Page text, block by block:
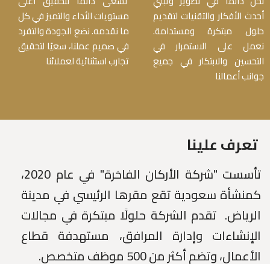
أحدث الأفكار والتقنيات لتقديم
حلول مبتكرة ومستدامة.
نعمل على الاستمرار في
التحسين والابتكار في جميع
جوانب أعمالنا
مستويات الأداء والتميز في كل
ما نقدمه. نضع الجودة والتفرد
في صميم عملنا، سعيًا لتحقيق
تجارب استثنائية لعملائنا
تعرف علينا
تأسست "شركة الأركان الفاخرة" في عام 2020،
كمنشأة سعودية تقع مقرها الرئيسي في مدينة
الرياض. تقدم الشركة حلولًا مبتكرة في مجالات
الإنشاءات وإدارة المرافق، مستهدفة قطاع
الأعمال، وتضم أكثر من 500 موظف متخصص.